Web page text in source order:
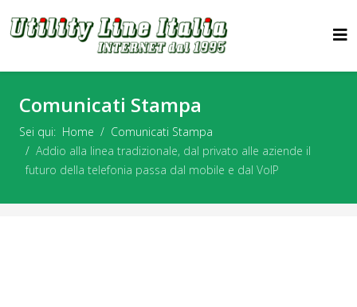
Comunicati Stampa
Sei qui: Home
Comunicati Stampa
Addio alla linea tradizionale, dal privato alle aziende il
futuro della telefonia passa dal mobile e dal VoIP